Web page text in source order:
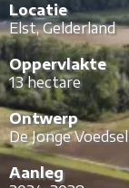
Locatie
Elst, Gelderland
Oppervlakte
13 hectare
Ontwerp
De Jonge
Aanleg